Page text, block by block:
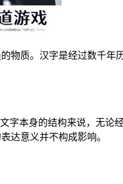
物质。汉字是经过数千年
字本身的结构来说，无论
达意义并不构成影响。